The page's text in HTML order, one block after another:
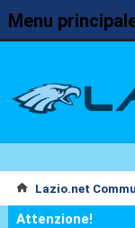
Menu
Lazio.net
Attenzione!